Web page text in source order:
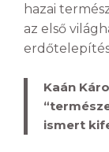
hazai
az első
Kaán
ismert